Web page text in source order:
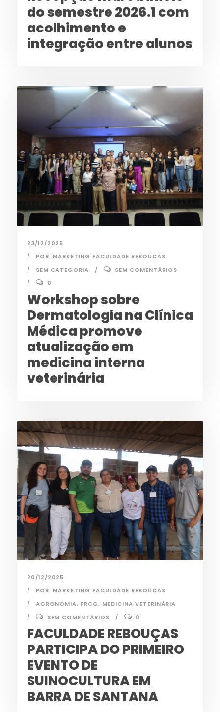
do semestre 2026.1 com
acolhimento e
integração entre alunos
23/12/2025
POR MARKETING FACULDADE REBOUCAS
SEM CATEGORIA
SEM COMENTÁRIOS
0
Workshop sobre
Dermatologia na Clínica
Médica promove
atualização em
medicina interna
veterinária
20/12/2025
POR MARKETING FACULDADE REBOUCAS
AGRONOMIA, FRCG, MEDICINA VETERINÁRIA
SEM COMENTÁRIOS
0
FACULDADE REBOUÇAS
PARTICIPA DO PRIMEIRO
EVENTO DE
SUINOCULTURA EM
BARRA DE SANTANA